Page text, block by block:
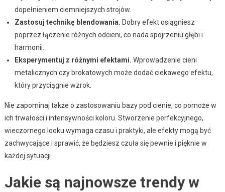
dopełnieniem ciemniejszych strojów.
Zastosuj technikę blendowania. Dobry efekt osiągniesz
poprzez łączenie różnych odcieni, co nada spojrzeniu głębi i
harmonii.
Eksperymentuj z różnymi efektami. Wprowadzenie cieni
metalicznych czy brokatowych może dodać ciekawego efektu,
który przyciągnie wzrok.
Nie zapominaj także o zastosowaniu bazy pod cienie, co pomoże w
ich trwałości i intensywności koloru. Stworzenie perfekcyjnego,
wieczornego looku wymaga czasu i praktyki, ale efekty mogą być
zachwycające i sprawić, że będziesz czuła się pewnie i pięknie w
każdej sytuacji.
Jakie są najnowsze trendy w